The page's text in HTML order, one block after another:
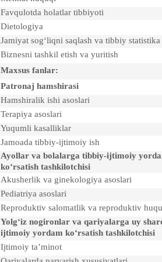
Favqulotda holatlar tibbiyoti
Dietologiya
Jamiyat sog‘liqni saqlash va tibbiy statistika
Biznesni tashkil etish va yuritish
Maxsus fanlar:
Patronaj hamshirasi
Hamshiralik ishi asoslari
Terapiya asoslari
Yuqumli kasalliklar
Jamoada tibbiy-ijtimoiy ish
Ayollar va bolalarga tibbiy-ijtimoiy
ko‘rsatish tashkilotchisi
Akusherlik va ginekologiya asoslari
Pediatriya asoslari
Reproduktiv salomatlik va reproduktiv
Yolg‘iz nogironlar va qariyalarga uy
ijtimoiy yordam ko‘rsatish tashkilotchisi
Ijtimoiy ta’minot